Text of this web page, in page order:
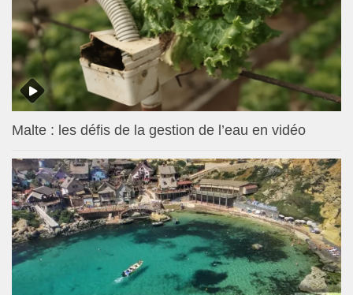
Malte : les défis de la gestion de l’eau en vidéo